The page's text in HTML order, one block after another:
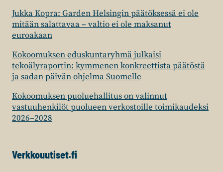
Jukka Kopra: Garden Helsingin päätöksessä ei ole
mitään salattavaa – valtio ei ole maksanut
euroakaan
Kokoomuksen eduskuntaryhmä julkaisi
tekoälyraportin: kymmenen konkreettista päätöstä
ja sadan päivän ohjelma Suomelle
Kokoomuksen puoluehallitus on valinnut
vastuuhenkilöt puolueen verkostoille toimikaudeksi
2026–2028
Verkkouutiset.fi